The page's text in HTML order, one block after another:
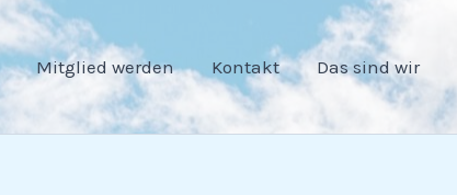
Mitglied werden Kontakt Das sind wir